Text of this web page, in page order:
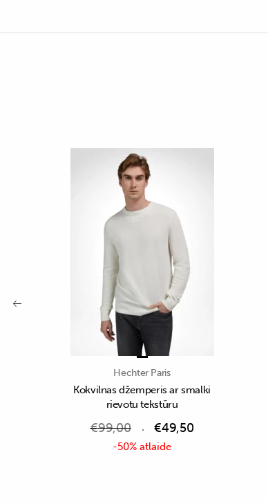
Hechter Paris
Kokvilnas džemperis ar smalki
rievotu tekstūru
€99,00 €49,50
-50% atlaide